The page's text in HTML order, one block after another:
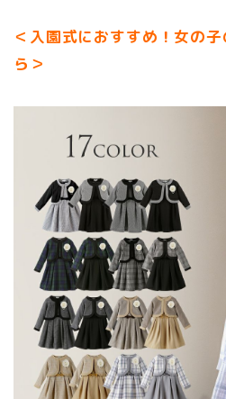
＜入園式におすすめ！女の
ら＞